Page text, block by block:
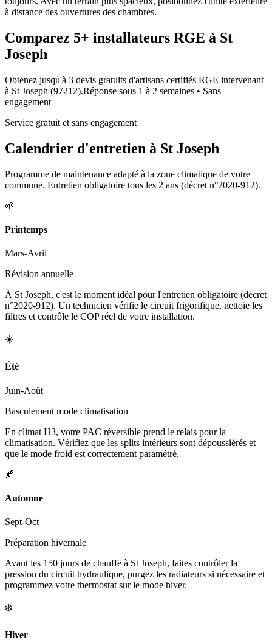
à distance des ouvertures des chambres.
Comparez 5+ installateurs RGE à St
Joseph
Obtenez jusqu'à 3 devis gratuits d'artisans certifiés RGE intervenant
à St Joseph (97212).Réponse sous 1 à 2 semaines • Sans
engagement
Service gratuit et sans engagement
Calendrier d'entretien à St Joseph
Programme de maintenance adapté à la zone climatique de votre
commune. Entretien obligatoire tous les 2 ans (décret n°2020-912).
🌱
Printemps
Mars-Avril
Révision annuelle
À St Joseph, c'est le moment idéal pour l'entretien obligatoire (décret
n°2020-912). Un technicien vérifie le circuit frigorifique, nettoie les
filtres et contrôle le COP réel de votre installation.
☀️
Été
Juin-Août
Basculement mode climatisation
En climat H3, votre PAC réversible prend le relais pour la
climatisation. Vérifiez que les splits intérieurs sont dépoussiérés et
que le mode froid est correctement paramétré.
🍂
Automne
Sept-Oct
Préparation hivernale
Avant les 150 jours de chauffe à St Joseph, faites contrôler la
pression du circuit hydraulique, purgez les radiateurs si nécessaire et
programmez votre thermostat sur le mode hiver.
❄️
Hiver